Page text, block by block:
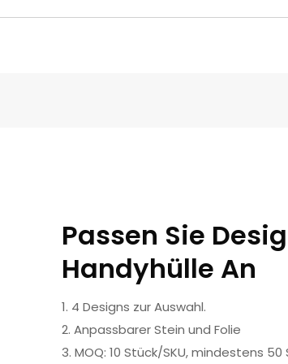
Passen Sie
Handyhülle An
1. 4 Designs zur Auswahl.
2. Anpassbarer Stein und Folie
3. MOQ: 10 Stück/SKU, mindestens